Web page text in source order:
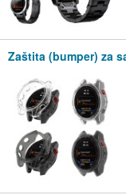
Zaštita (bumper) za